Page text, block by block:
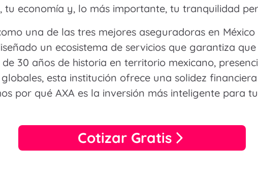
economía y, lo más importante, tu tranquilidad
una de las tres mejores aseguradoras en
un ecosistema de servicios que garantiza
30 años de historia en territorio mexicano,
esta institución ofrece una solidez
por qué AXA es la inversión más inteligente para
Cotizar Gratis